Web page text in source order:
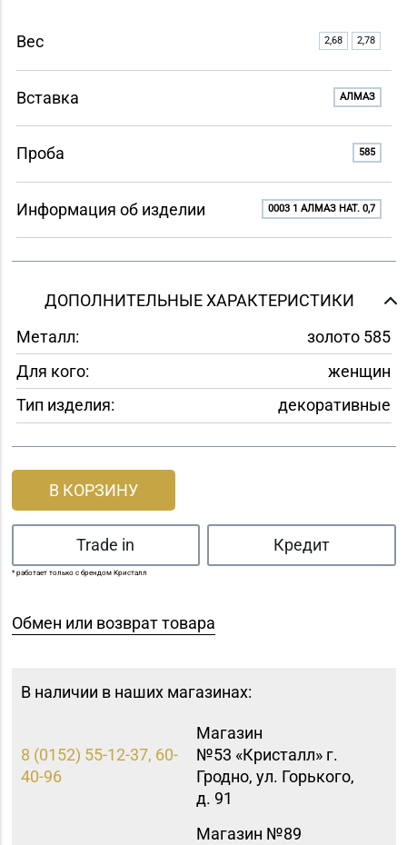
Вес 2,68 2,78
Вставка АЛМАЗ
Проба 585
Информация об изделии 0003 1 АЛМАЗ НАТ. 0,7
ДОПОЛНИТЕЛЬНЫЕ ХАРАКТЕРИСТИКИ
Металл:
золото 585
Для кого:
женщин
Тип изделия:
декоративные
В КОРЗИНУ
Trade in Кредит
* работает только с брендом Кристалл
Обмен или возврат товара
В наличии в наших магазинах:
8 (0152) 55-12-37, 60-
40-96
Магазин
№53 «Кристалл» г.
Гродно, ул. Горького,
д. 91
Магазин №89